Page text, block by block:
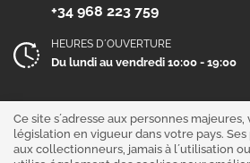
+34 968 223 759
HEURES D´OUVERTURE
Du lundi au vendredi 10:00 - 19:00
Ce site s´adresse aux personnes
législation en vigueur dans votre pays.
aux collectionneurs, jamais à l´utilisation